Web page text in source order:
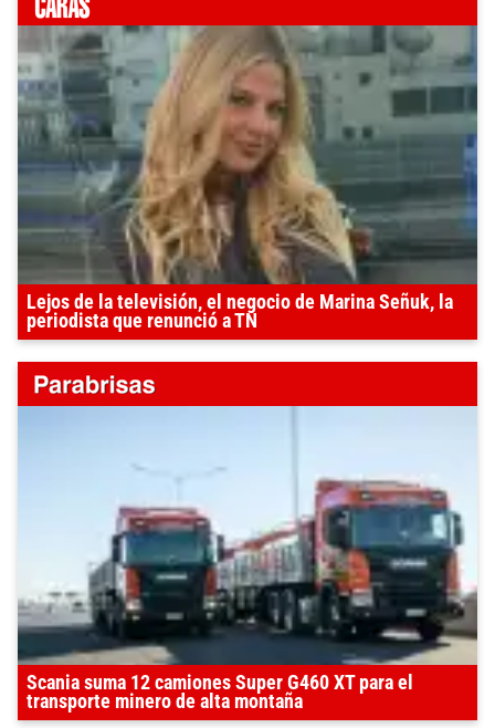
Lejos de la televisión, el negocio de Marina Señuk, la
periodista que renunció a TN
Scania suma 12 camiones Super G460 XT para el
transporte minero de alta montaña